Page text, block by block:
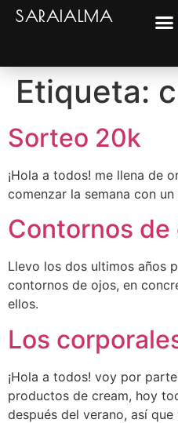
SARAIALMA
Etiqueta:
Sorteo 20k
¡Hola a todos! me llena de
comenzar la semana con un
Contornos de
Llevo los dos ultimos años
contornos de ojos, en
ellos.
Los
¡Hola a todos! voy por
productos de cream, hoy
después del verano, así